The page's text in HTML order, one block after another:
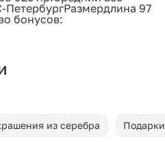
ПетербургРазмердлина 97
бонусов:
из серебра